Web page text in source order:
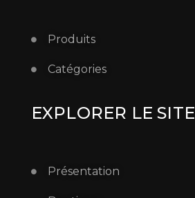
Produits
Catégories
EXPLORER LE SITE
Présentation